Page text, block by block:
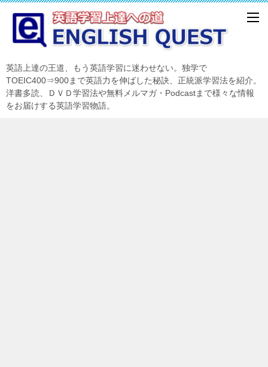
英語上達の王道、もう英語学習に迷わせない。独学で
TOEIC400⇒900まで英語力を伸ばした秘訣、正統派学習法を紹介。
洋書多読、ＤＶＤ学習法や無料メルマガ・Podcastまで様々な情報
をお届けする英語学習物語。